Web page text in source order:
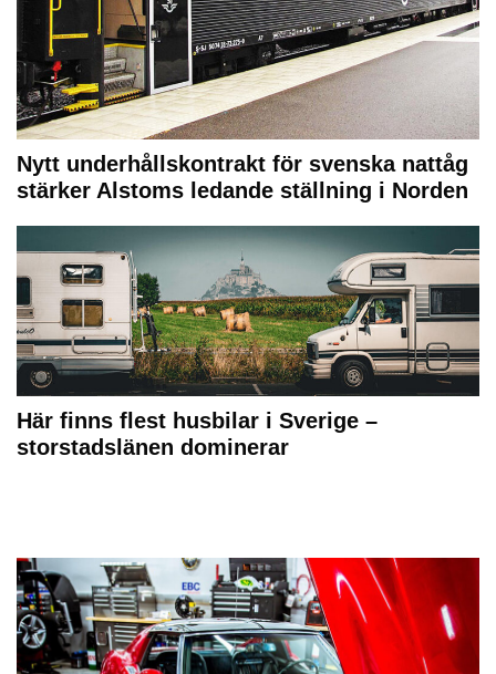
Nytt underhållskontrakt för svenska nattåg
stärker Alstoms ledande ställning i Norden
Här finns flest husbilar i Sverige –
storstadslänen dominerar